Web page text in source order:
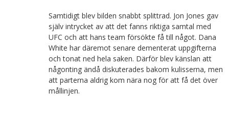
Samtidigt blev bilden snabbt splittrad. Jon Jones gav
själv intrycket av att det fanns riktiga samtal med
UFC och att hans team försökte få till något. Dana
White har däremot senare dementerat uppgifterna
och tonat ned hela saken. Därför blev känslan att
någonting ändå diskuterades bakom kulisserna, men
att parterna aldrig kom nära nog för att få det över
mållinjen.